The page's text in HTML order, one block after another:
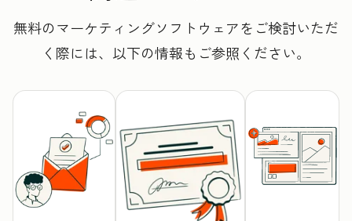
無料のマーケティングソフトウェアをご検討いただ
く際には、以下の情報もご参照ください。